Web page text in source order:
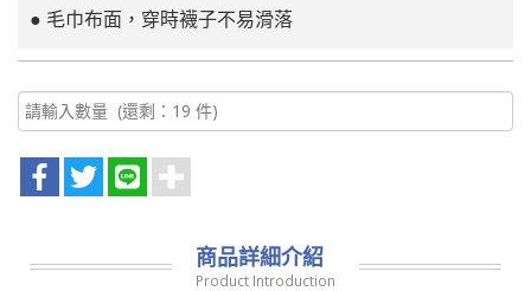
● 毛巾布面，穿時襪子不易滑落
商品詳細介紹
Product Introduction